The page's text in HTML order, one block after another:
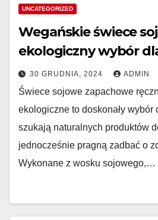
UNCATEGORIZED
Wegańskie świece
ekologiczny wybór
30 GRUDNIA, 2024 ADMIN
Świece sojowe zapachowe
ekologiczne to doskonały wybór
szukają naturalnych produktów
jednocześnie pragną zadbać o
Wykonane z wosku sojowego,…